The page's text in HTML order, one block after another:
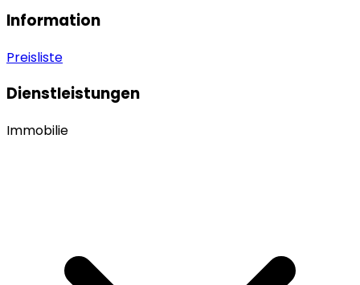
Information
Preisliste
Dienstleistungen
Immobilie